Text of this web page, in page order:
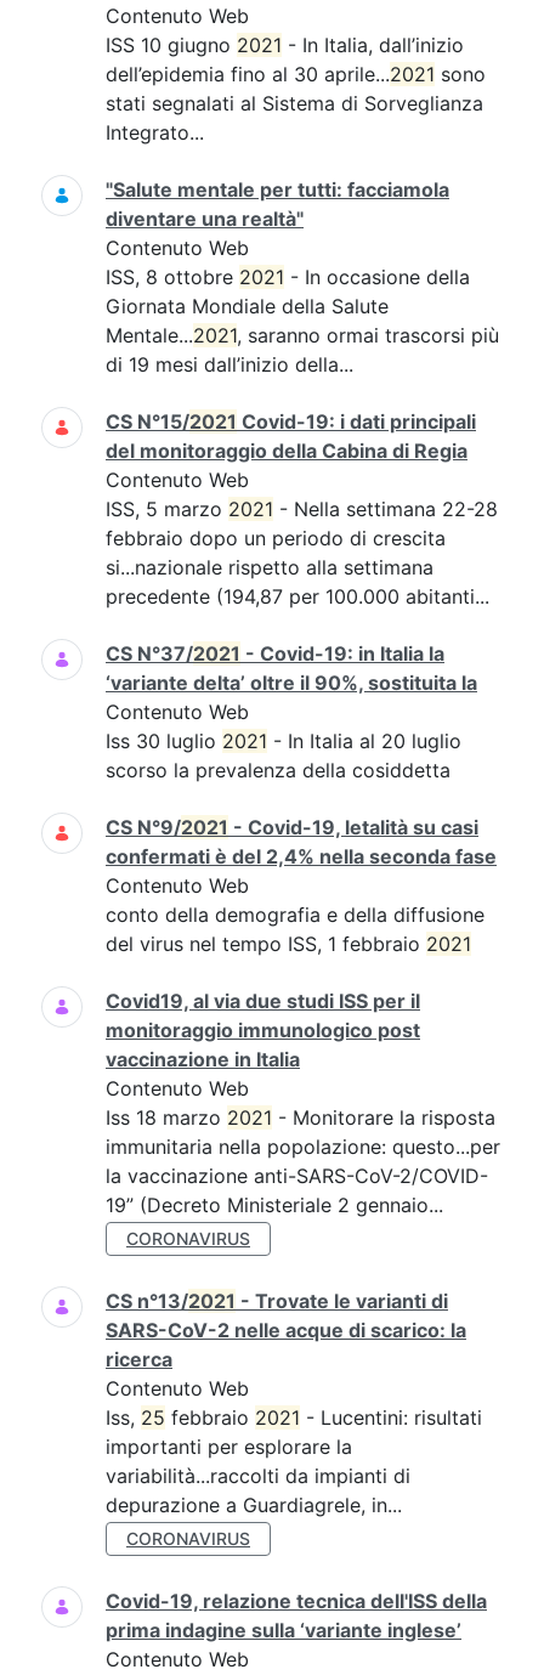
Contenuto Web
ISS 10 giugno 2021 - In Italia, dall’inizio
dell’epidemia fino al 30 aprile...2021 sono
stati segnalati al Sistema di Sorveglianza
Integrato...
"Salute mentale per tutti: facciamola
diventare una realtà"
Contenuto Web
ISS, 8 ottobre 2021 - In occasione della
Giornata Mondiale della Salute
Mentale...2021, saranno ormai trascorsi più
di 19 mesi dall’inizio della...
CS N°15/2021 Covid-19: i dati principali
del monitoraggio della Cabina di Regia
Contenuto Web
ISS, 5 marzo 2021 - Nella settimana 22-28
febbraio dopo un periodo di crescita
si...nazionale rispetto alla settimana
precedente (194,87 per 100.000 abitanti...
CS N°37/2021 - Covid-19: in Italia la
‘variante delta’ oltre il 90%, sostituita la
Contenuto Web
Iss 30 luglio 2021 - In Italia al 20 luglio
scorso la prevalenza della cosiddetta
CS N°9/2021 - Covid-19, letalità su casi
confermati è del 2,4% nella seconda fase
Contenuto Web
conto della demografia e della diffusione
del virus nel tempo ISS, 1 febbraio 2021
Covid19, al via due studi ISS per il
monitoraggio immunologico post
vaccinazione in Italia
Contenuto Web
Iss 18 marzo 2021 - Monitorare la risposta
immunitaria nella popolazione: questo...per
la vaccinazione anti-SARS-CoV-2/COVID-
19” (Decreto Ministeriale 2 gennaio...
CORONAVIRUS
CS n°13/2021 - Trovate le varianti di
SARS-CoV-2 nelle acque di scarico: la
ricerca
Contenuto Web
Iss, 25 febbraio 2021 - Lucentini: risultati
importanti per esplorare la
variabilità...raccolti da impianti di
depurazione a Guardiagrele, in...
CORONAVIRUS
Covid-19, relazione tecnica dell'ISS della
prima indagine sulla ‘variante inglese’
Contenuto Web